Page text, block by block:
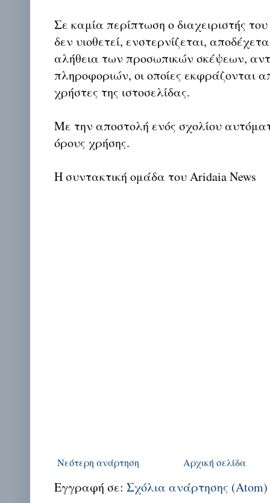
Σε καμία περίπτωση ο διαχειριστής
δεν υιοθετεί, ενστερνίζεται,
αλήθεια των προσωπικών σκέψεων,
πληροφοριών, οι οποίες εκφράζονται
χρήστες της ιστοσελίδας.
Με την αποστολή ενός σχολίου
όρους χρήσης.
Η συντακτική ομάδα του Aridaia News
Νεότερη ανάρτηση Αρχική σελίδα
Εγγραφή σε: Σχόλια ανάρτησης (Atom)